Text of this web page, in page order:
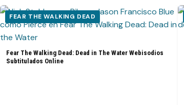
FEAR THE WALKING DEAD
Fear The Walking Dead: Dead in The Water Webisodios
Subtitulados Online